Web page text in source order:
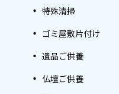
特殊清掃
ゴミ屋敷片付け
遺品ご供養
仏壇ご供養